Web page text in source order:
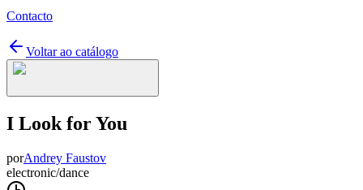
Contacto
Voltar ao catálogo
I Look for You
porAndrey Faustov
electronic/dance